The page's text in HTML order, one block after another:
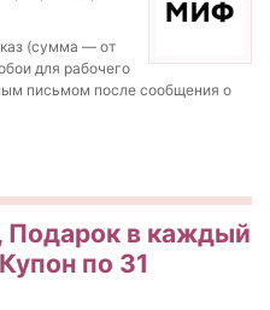
(сумма — от
для рабочего
письмом после сообщения о
Подарок в каждый
по 31